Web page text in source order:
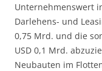
Unternehmenswert
Darlehens- und
0,75 Mrd. und die
USD 0,1 Mrd.
Neubauten im